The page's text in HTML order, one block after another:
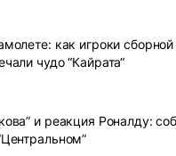
как игроки сборной
чудо “Кайрата“
и реакция Роналду: